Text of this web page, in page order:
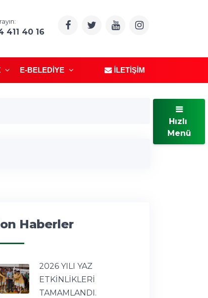
411 40 16
E-BELEDIYE İLETIŞIM
Haberler
2026 YILI YAZ
ETKİNLİKLERİ
TAMAMLANDI.
Hızlı
Menü